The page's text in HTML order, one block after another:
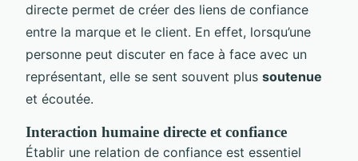
directe permet de créer des liens de confiance
entre la marque et le client. En effet, lorsqu’une
personne peut discuter en face à face avec un
représentant, elle se sent souvent plus soutenue
et écoutée.
Interaction humaine directe et confiance
Établir une relation de confiance est essentiel